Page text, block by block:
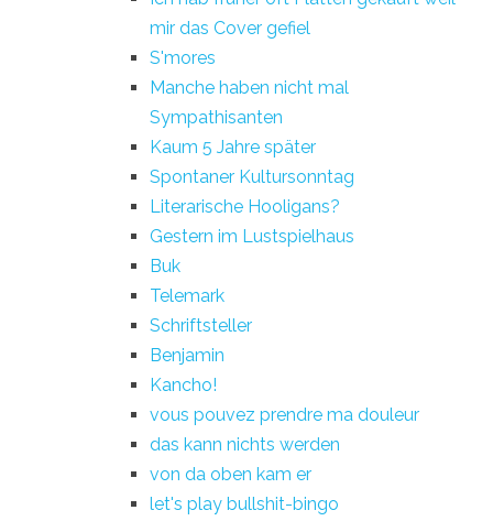
mir das Cover gefiel
S'mores
Manche haben nicht mal
Sympathisanten
Kaum 5 Jahre später
Spontaner Kultursonntag
Literarische Hooligans?
Gestern im Lustspielhaus
Buk
Telemark
Schriftsteller
Benjamin
Kancho!
vous pouvez prendre ma douleur
das kann nichts werden
von da oben kam er
let's play bullshit-bingo